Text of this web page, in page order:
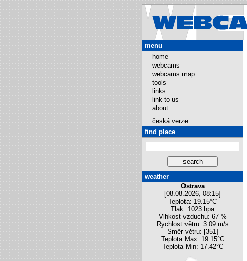
menu
home
webcams
webcams map
tools
links
link to us
about
česká verze
find place
weather
Ostrava
[08.08.2026, 08:15]
Teplota: 19.15°C
Tlak: 1023 hpa
Vlhkost vzduchu: 67 %
Rychlost větru: 3.09 m/s
Směr větru: [351]
Teplota Max: 19.15°C
Teplota Min: 17.42°C